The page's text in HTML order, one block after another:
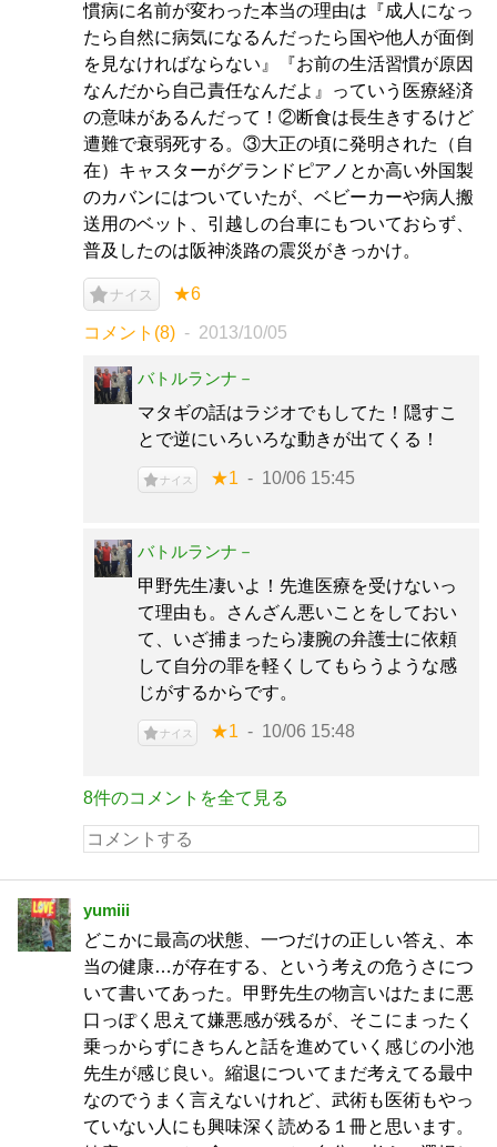
慣病に名前が変わった本当の理由は『成人になっ
たら自然に病気になるんだったら国や他人が面倒
を見なければならない』『お前の生活習慣が原因
なんだから自己責任なんだよ』っていう医療経済
の意味があるんだって！②断食は長生きするけど
遭難で衰弱死する。③大正の頃に発明された（自
在）キャスターがグランドピアノとか高い外国製
のカバンにはついていたが、ベビーカーや病人搬
送用のベット、引越しの台車にもついておらず、
普及したのは阪神淡路の震災がきっかけ。
ナイス ★6
コメント(8) 2013/10/05
バトルランナ－
マタギの話はラジオでもしてた！隠すこ
とで逆にいろいろな動きが出てくる！
ナイス ★1 10/06 15:45
バトルランナ－
甲野先生凄いよ！先進医療を受けないっ
て理由も。さんざん悪いことをしておい
て、いざ捕まったら凄腕の弁護士に依頼
して自分の罪を軽くしてもらうような感
じがするからです。
ナイス ★1 10/06 15:48
8件のコメントを全て見る
yumiii
どこかに最高の状態、一つだけの正しい答え、本
当の健康…が存在する、という考えの危うさにつ
いて書いてあった。甲野先生の物言いはたまに悪
口っぽく思えて嫌悪感が残るが、そこにまったく
乗っからずにきちんと話を進めていく感じの小池
先生が感じ良い。縮退についてまだ考えてる最中
なのでうまく言えないけれど、武術も医術もやっ
ていない人にも興味深く読める１冊と思います。